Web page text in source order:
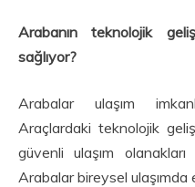
Arabanın teknolojik
sağlıyor?
Arabalar ulaşım
Araçlardaki teknolojik
güvenli ulaşım
Arabalar bireysel ulaşımda